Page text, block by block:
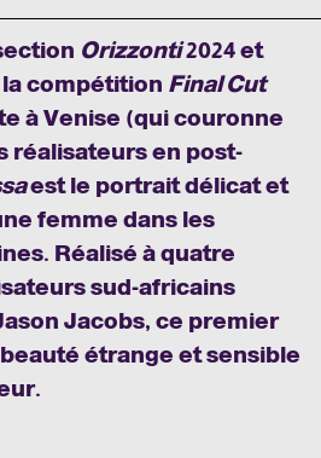
Orizzonti2024 et
compétition Final Cut
à Venise (qui couronne
réalisateurs en post-
est le portrait délicat et
femme dans les
Réalisé à quatre
sud-africains
Jacobs, ce premier
étrange et sensible